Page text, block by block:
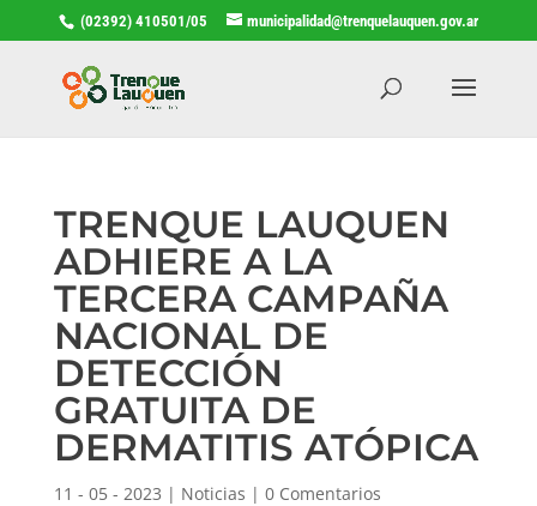
(02392) 410501/05 municipalidad@trenquelauquen.gov.ar
TRENQUE LAUQUEN
ADHIERE A LA
TERCERA CAMPAÑA
NACIONAL DE
DETECCIÓN
GRATUITA DE
DERMATITIS ATÓPICA
11 - 05 - 2023 | Noticias | 0 Comentarios